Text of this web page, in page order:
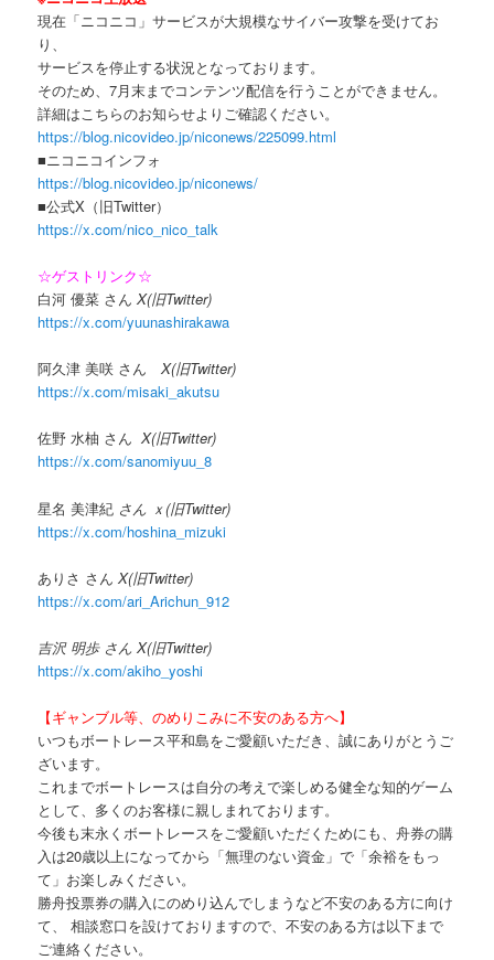
現在「ニコニコ」サービスが大規模なサイバー攻撃を受けてお
り、
サービスを停止する状況となっております。
そのため、7月末までコンテンツ配信を行うことができません。
詳細はこちらのお知らせよりご確認ください。
https://blog.nicovideo.jp/niconews/225099.html
■ニコニコインフォ
https://blog.nicovideo.jp/niconews/
■公式X（旧Twitter）
https://x.com/nico_nico_talk
☆ゲストリンク☆
白河 優菜 さんX(旧Twitter)
https://x.com/yuunashirakawa
阿久津 美咲 さんX(旧Twitter)
https://x.com/misaki_akutsu
佐野 水柚 さん X(旧Twitter)
https://x.com/sanomiyuu_8
星名 美津紀 さん ｘ(旧Twitter)
https://x.com/hoshina_mizuki
ありさ さん X(旧Twitter)
https://x.com/ari_Arichun_912
吉沢 明歩 さん X(旧Twitter)
https://x.com/akiho_yoshi
【ギャンブル等、のめりこみに不安のある方へ】
いつもボートレース平和島をご愛顧いただき、誠にありがとうご
ざいます。
これまでボートレースは自分の考えで楽しめる健全な知的ゲーム
として、多くのお客様に親しまれております。
今後も末永くボートレースをご愛顧いただくためにも、舟券の購
入は20歳以上になってから「無理のない資金」で「余裕をもっ
て」お楽しみください。
勝舟投票券の購入にのめり込んでしまうなど不安のある方に向け
て、 相談窓口を設けておりますので、不安のある方は以下まで
ご連絡ください。